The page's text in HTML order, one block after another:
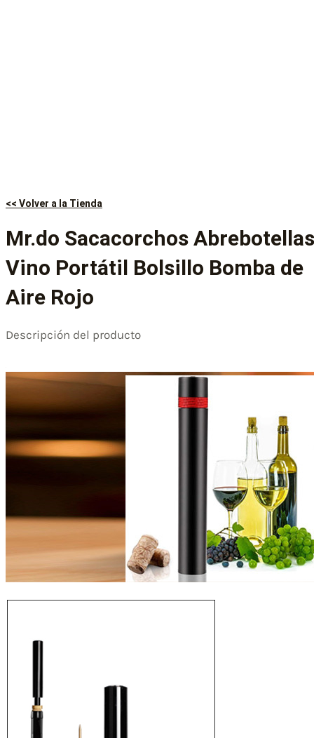
<< Volver a la Tienda
Mr.do Sacacorchos Abrebotellas
Vino Portátil Bolsillo Bomba de
Aire Rojo
Descripción del producto